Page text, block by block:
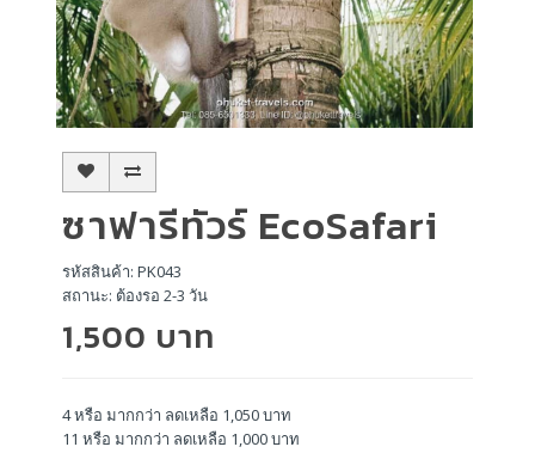
ซาฟารีทัวร์ EcoSafari
รหัสสินค้า: PK043
สถานะ: ต้องรอ 2-3 วัน
1,500 บาท
4 หรือ มากกว่า ลดเหลือ 1,050 บาท
11 หรือ มากกว่า ลดเหลือ 1,000 บาท